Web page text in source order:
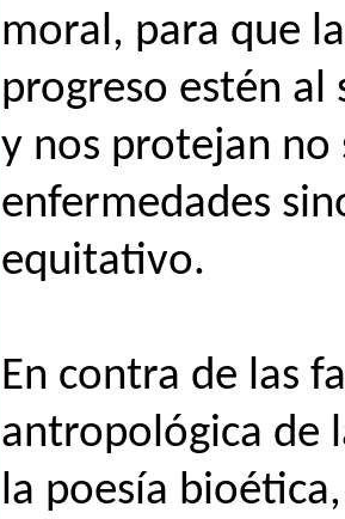
moral, para que
progreso estén
y nos protejan no
enfermedades
equitativo.
En contra de las
antropológica de
la poesía